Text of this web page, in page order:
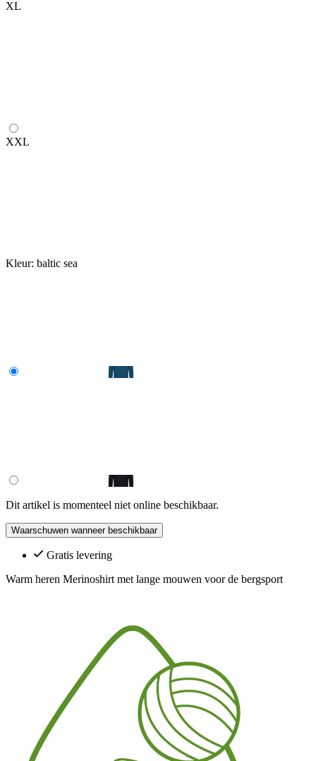
XL
XXL
Kleur: baltic sea
Dit artikel is momenteel niet online beschikbaar.
Waarschuwen wanneer beschikbaar
Gratis levering
Warm heren Merinoshirt met lange mouwen voor de bergsport